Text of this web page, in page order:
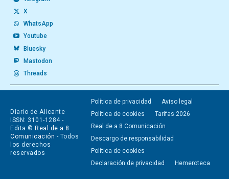
X
WhatsApp
Youtube
Bluesky
Mastodon
Threads
Diario de Alicante
ISSN: 3101-1284 -
Edita © Real de a 8
Comunicación - Todos
los derechos
reservados
Política de privacidad
Aviso legal
Política de cookies
Tarifas 2026
Real de a 8 Comunicación
Descargo de responsabilidad
Política de cookies
Declaración de privacidad
Hemeroteca